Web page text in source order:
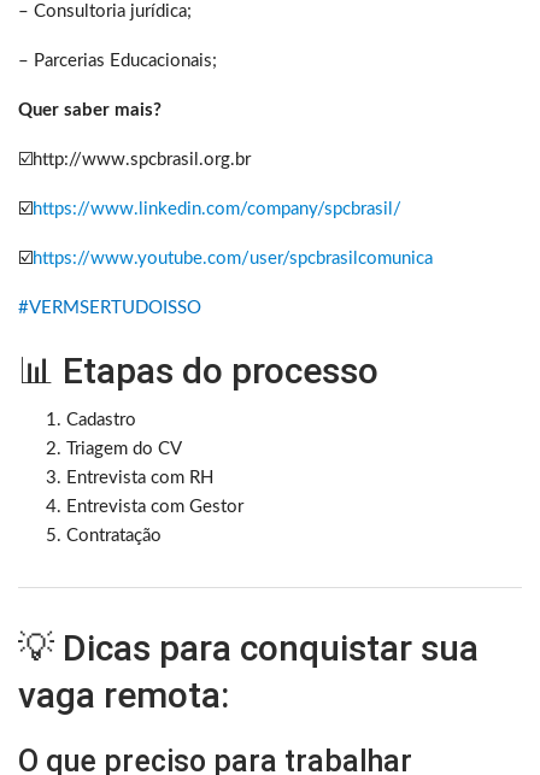
– Consultoria jurídica;
– Parcerias Educacionais;
Quer saber mais?
☑️ http://www.spcbrasil.org.br
☑️ https://www.linkedin.com/company/spcbrasil/
☑️ https://www.youtube.com/user/spcbrasilcomunica
#VERMSERTUDOISSO
📊 Etapas do processo
Cadastro
Triagem do CV
Entrevista com RH
Entrevista com Gestor
Contratação
💡 Dicas para conquistar sua
vaga remota:
O que preciso para trabalhar